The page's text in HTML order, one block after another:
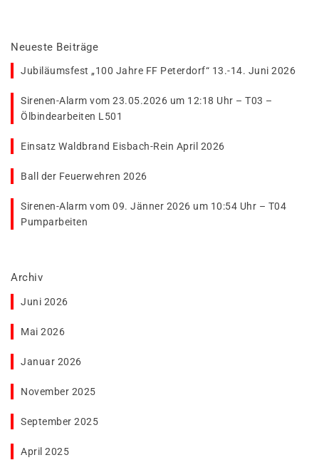
Neueste Beiträge
Jubiläumsfest „100 Jahre FF Peterdorf“ 13.-14. Juni 2026
Sirenen-Alarm vom 23.05.2026 um 12:18 Uhr – T03 –
Ölbindearbeiten L501
Einsatz Waldbrand Eisbach-Rein April 2026
Ball der Feuerwehren 2026
Sirenen-Alarm vom 09. Jänner 2026 um 10:54 Uhr – T04
Pumparbeiten
Archiv
Juni 2026
Mai 2026
Januar 2026
November 2025
September 2025
April 2025